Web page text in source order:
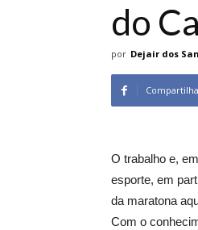
do
por Dejair dos
O trabalho e,
esporte, em
da maratona
Com o